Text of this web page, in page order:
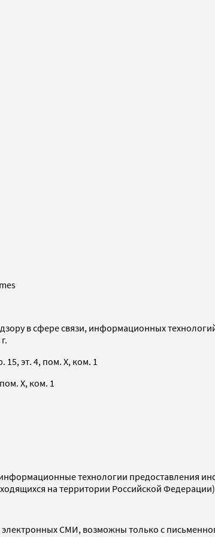
в сфере связи, информационных
15, эт. 4, пом. X, ком. 1
X, ком. 1
технологии предоставления
на территории Российской Федерации)
СМИ, возможны только с